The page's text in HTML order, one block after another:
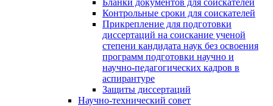
Бланки документов для соискателей
Контрольные сроки для соискателей
Прикрепление для подготовки
диссертаций на соискание ученой
степени кандидата наук без освоения
программ подготовки научно и
научно-педагогических кадров в
аспирантуре
Защиты диссертаций
Научно-технический совет